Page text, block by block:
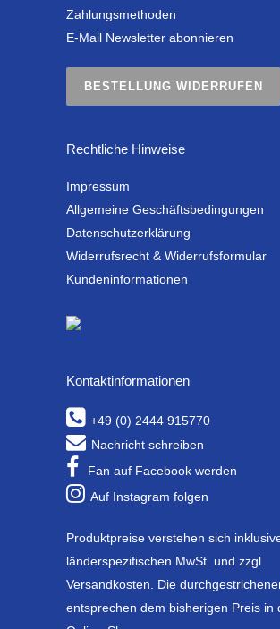
Zahlungsmethoden
E-Mail Newsletter abonnieren
BESTELLUNG WIDERRUFEN
Rechtliche Hinweise
Impressum
Allgemeine Geschäftsbedingungen
Datenschutzerklärung
Widerrufsrecht & Widerrufsformular
Kundeninformationen
Kontaktinformationen
+49 (0) 2444 915770
Nachricht schreiben
Fan auf Facebook werden
Auf Instagram folgen
Produktpreise verstehen sich
länderspezifischen MwSt. und zzgl.
Versandkosten. Die
entsprechen dem bisherigen Preis in